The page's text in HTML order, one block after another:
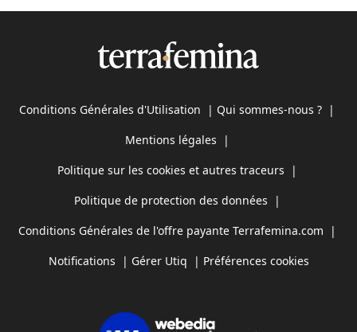
Conditions Générales d'Utilisation | Qui sommes-nous ? |
Mentions légales |
Politique sur les cookies et autres traceurs |
Politique de protection des données |
Conditions Générales de l'offre payante Terrafemina.com |
Notifications | Gérer Utiq | Préférences cookies